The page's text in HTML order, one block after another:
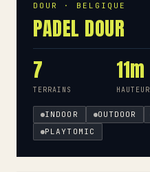
DOUR · BELGIQUE
PADEL DOUR
7
TERRAINS
11m
HAUTEUR
INDOOR OUTDOOR
PLAYTOMIC